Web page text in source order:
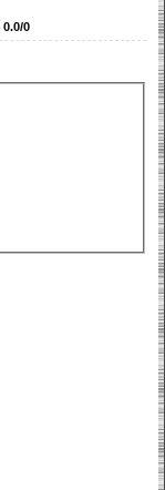
0.0/0